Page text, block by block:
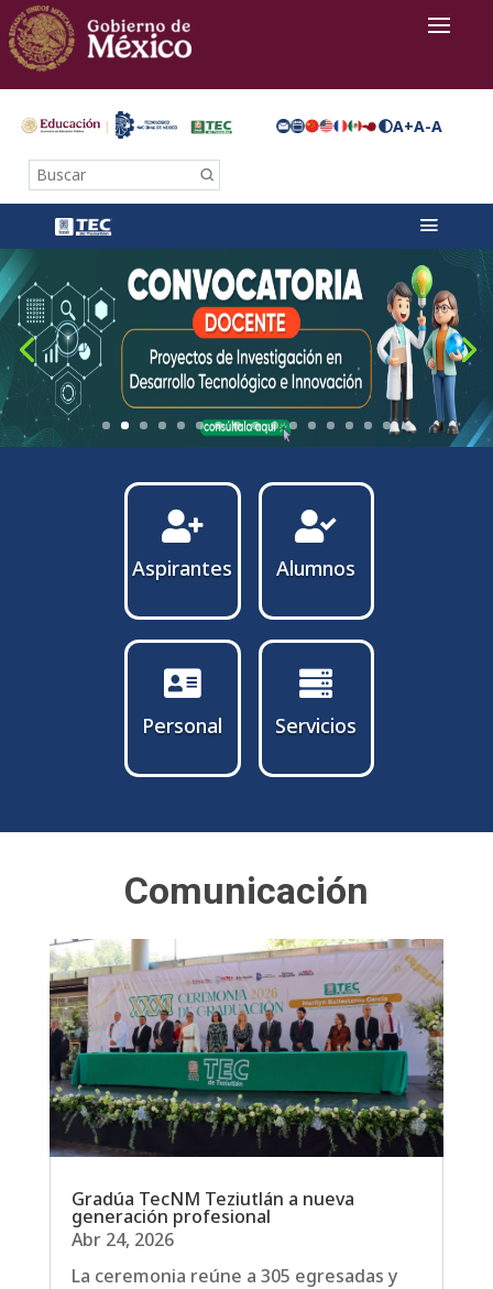
A+A-A
Buscar

Aspirantes

Alumnos

Personal

Servicios
Comunicación
Gradúa TecNM Teziutlán a nueva
generación profesional
Abr 24, 2026
La ceremonia reúne a 305 egresadas y